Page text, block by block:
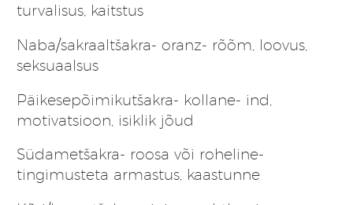
turvalisus, kaitstus
Naba/sakraaltšakra- oranz- rõõm, loovus,
seksuaalsus
Päikesepõimikutšakra- kollane- ind,
motivatsioon, isiklik jõud
Südametšakra- roosa või roheline-
tingimusteta armastus, kaastunne